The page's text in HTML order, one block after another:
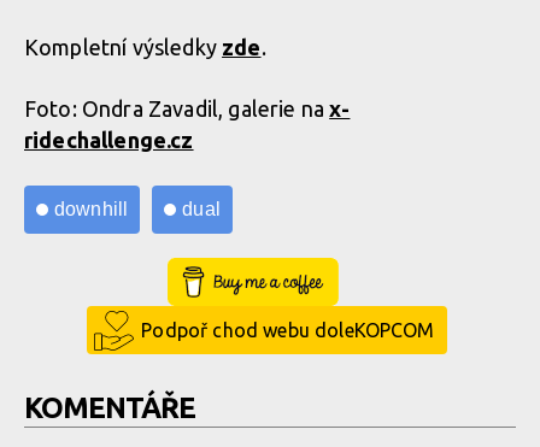
Kompletní výsledky zde.
Foto: Ondra Zavadil, galerie nax-
ridechallenge.cz
downhill dual
Buy Me a Coffee
Podpoř chod webu doleKOPCOM
KOMENTÁŘE